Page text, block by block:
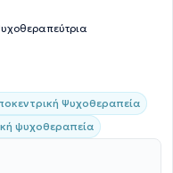
Ψυχοθεραπεία
ψυχοθεραπεία